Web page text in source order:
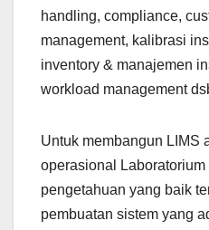
handling, compliance,
management, kalibrasi
inventory & manajemen
workload management
Untuk membangun LIMS
operasional
pengetahuan yang baik
pembuatan sistem yang